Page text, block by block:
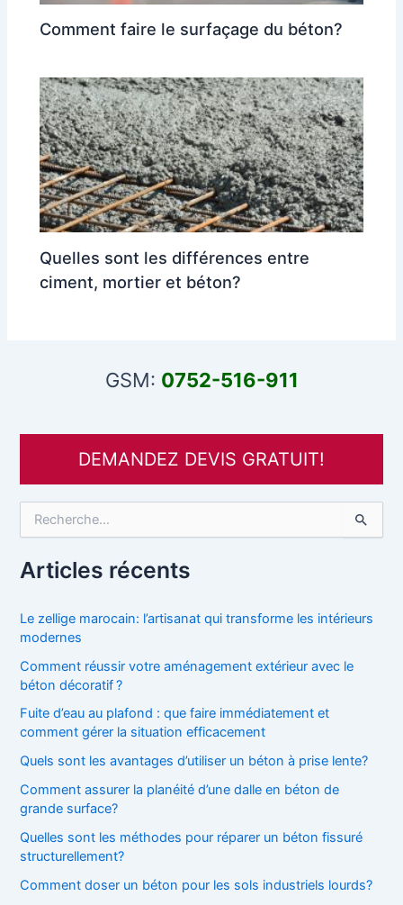
Comment faire le surfaçage du béton?
Quelles sont les différences entre
ciment, mortier et béton?
GSM: 0752-516-911
DEMANDEZ DEVIS GRATUIT!
h
e
c
h
r
:
Articles récents
Le zellige marocain: l’artisanat qui transforme les intérieurs
modernes
Comment réussir votre aménagement extérieur avec le
béton décoratif ?
Fuite d’eau au plafond : que faire immédiatement et
comment gérer la situation efficacement
Quels sont les avantages d’utiliser un béton à prise lente?
Comment assurer la planéité d’une dalle en béton de
grande surface?
Quelles sont les méthodes pour réparer un béton fissuré
structurellement?
Comment doser un béton pour les sols industriels lourds?